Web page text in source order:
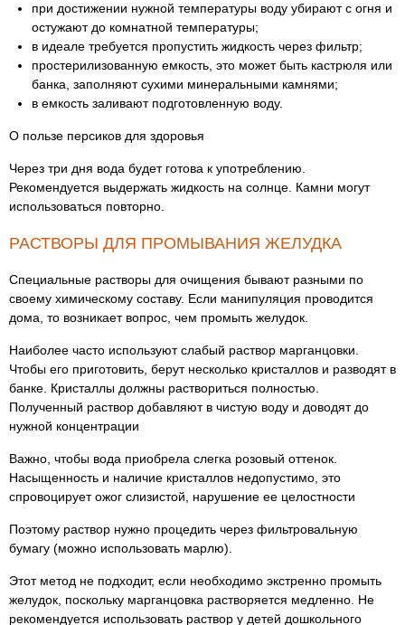
при достижении нужной температуры воду убирают с огня и
остужают до комнатной температуры;
в идеале требуется пропустить жидкость через фильтр;
простерилизованную емкость, это может быть кастрюля или
банка, заполняют сухими минеральными камнями;
в емкость заливают подготовленную воду.
О пользе персиков для здоровья
Через три дня вода будет готова к употреблению.
Рекомендуется выдержать жидкость на солнце. Камни могут
использоваться повторно.
РАСТВОРЫ ДЛЯ ПРОМЫВАНИЯ ЖЕЛУДКА
Специальные растворы для очищения бывают разными по
своему химическому составу. Если манипуляция проводится
дома, то возникает вопрос, чем промыть желудок.
Наиболее часто используют слабый раствор марганцовки.
Чтобы его приготовить, берут несколько кристаллов и разводят в
банке. Кристаллы должны раствориться полностью.
Полученный раствор добавляют в чистую воду и доводят до
нужной концентрации
Важно, чтобы вода приобрела слегка розовый оттенок.
Насыщенность и наличие кристаллов недопустимо, это
спровоцирует ожог слизистой, нарушение ее целостности
Поэтому раствор нужно процедить через фильтровальную
бумагу (можно использовать марлю).
Этот метод не подходит, если необходимо экстренно промыть
желудок, поскольку марганцовка растворяется медленно. Не
рекомендуется использовать раствор у детей дошкольного